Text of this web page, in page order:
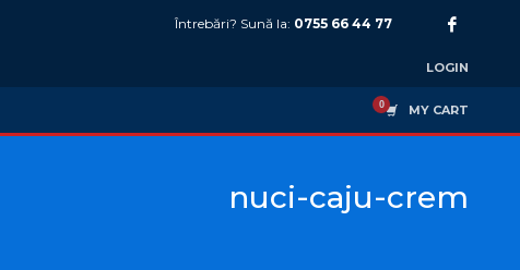
Întrebări? Sună la: 0755 66 44 77
LOGIN
MY CART
nuci-caju-crem